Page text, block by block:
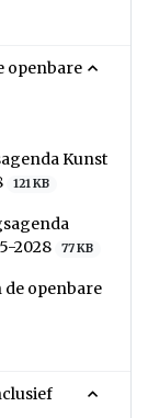
openbare
Kunst
121 KB
2028
77 KB
openbare